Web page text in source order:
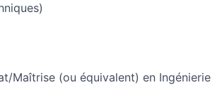
Maîtrise (ou équivalent) en Ingénierie